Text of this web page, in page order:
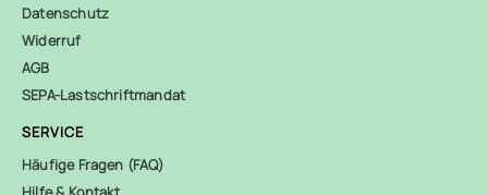
Datenschutz
Widerruf
AGB
SEPA-Lastschriftmandat
SERVICE
Häufige Fragen (FAQ)